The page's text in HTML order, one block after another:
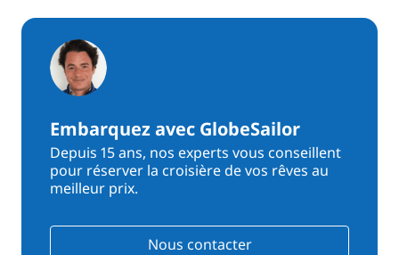
Embarquez avec GlobeSailor
Depuis 15 ans, nos experts vous conseillent
pour réserver la croisière de vos rêves au
meilleur prix.
Nous contacter